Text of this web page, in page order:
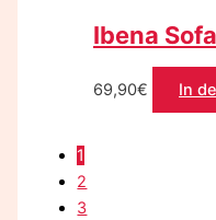
Ibena
69,90€ In
1
2
3